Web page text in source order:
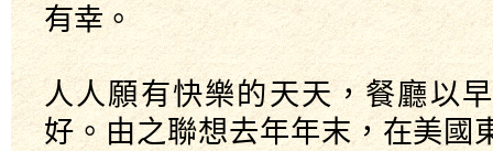
有幸。
人人願有快樂的天天，餐廳以
好。由之聯想去年年末，在美國